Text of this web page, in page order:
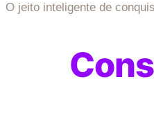
O jeito inteligente de